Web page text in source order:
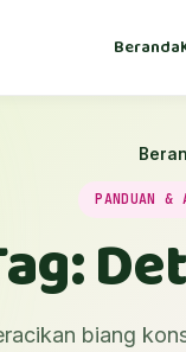
Beranda
PANDUAN &
biang